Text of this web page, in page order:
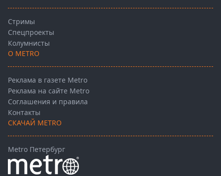
Стримы
Спецпроекты
Колумнисты
О METRO
Реклама в газете Metro
Реклама на сайте Metro
Соглашения и правила
Контакты
СКАЧАЙ METRO
Metro Петербург